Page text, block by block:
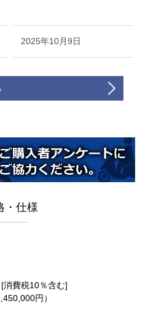
2025年10月9日
・仕様
[消費税10％含む]
円）